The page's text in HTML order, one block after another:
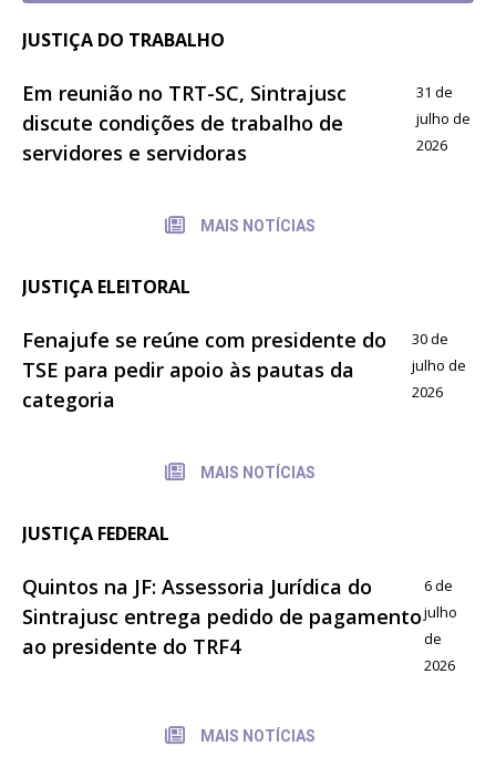
JUSTIÇA DO TRABALHO
Em reunião no TRT-SC, Sintrajusc
discute condições de trabalho de
servidores e servidoras
31 de
julho de
2026
MAIS NOTÍCIAS
JUSTIÇA ELEITORAL
Fenajufe se reúne com presidente do
TSE para pedir apoio às pautas da
categoria
30 de
julho de
2026
MAIS NOTÍCIAS
JUSTIÇA FEDERAL
Quintos na JF: Assessoria Jurídica do
Sintrajusc entrega pedido de pagamento
ao presidente do TRF4
6 de
julho
de
2026
MAIS NOTÍCIAS